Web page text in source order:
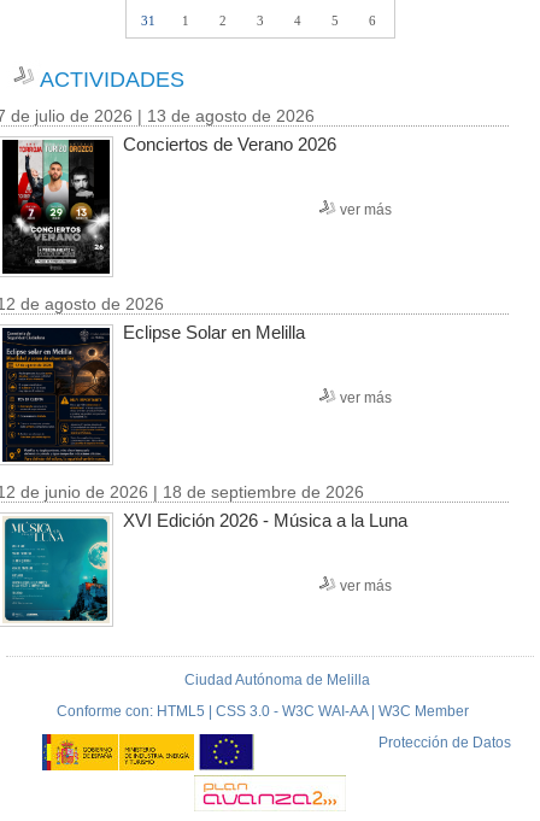
31
1 2 3 4 5 6
ACTIVIDADES
de julio de 2026 | 13 de agosto de 2026
Conciertos de Verano 2026
ver más
de agosto de 2026
Eclipse Solar en Melilla
ver más
de junio de 2026 | 18 de septiembre de 2026
XVI Edición 2026 - Música a la Luna
ver más
Ciudad Autónoma de Melilla
Conforme con: HTML5 | CSS 3.0 - W3C WAI-AA | W3C Member
Protección de Datos